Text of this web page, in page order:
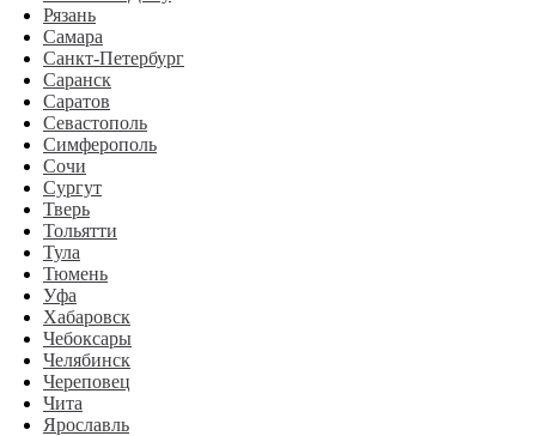
Рязань
Самара
Санкт-Петербург
Саранск
Саратов
Севастополь
Симферополь
Сочи
Сургут
Тверь
Тольятти
Тула
Тюмень
Уфа
Хабаровск
Чебоксары
Челябинск
Череповец
Чита
Ярославль